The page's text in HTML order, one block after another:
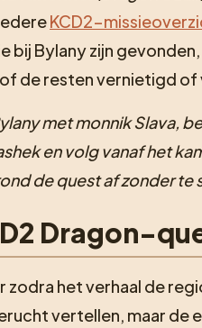
KCD2-
bij Bylany zijn
de resten vernietigd
met monnik Slava,
en volg vanaf het
de quest af zonder
Dragon-
zodra het verhaal de
vertellen, maar de